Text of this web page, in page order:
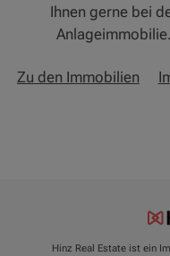
Ihnen gerne bei
Zu den Immobilien
Hinz Real Estate ist ein